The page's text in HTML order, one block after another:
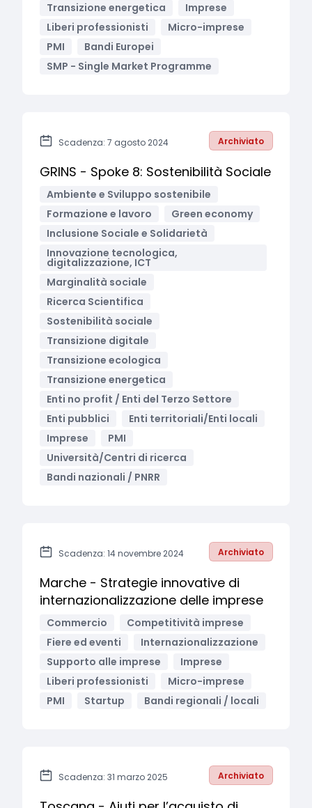
Transizione energetica
Imprese
Liberi professionisti
Micro-imprese
PMI
Bandi Europei
SMP - Single Market Programme
Scadenza: 7 agosto 2024 Archiviato
GRINS - Spoke 8: Sostenibilità Sociale
Ambiente e Sviluppo sostenibile
Formazione e lavoro
Green economy
Inclusione Sociale e Solidarietà
Innovazione tecnologica,
digitalizzazione, ICT
Marginalità sociale
Ricerca Scientifica
Sostenibilità sociale
Transizione digitale
Transizione ecologica
Transizione energetica
Enti no profit / Enti del Terzo Settore
Enti pubblici
Enti territoriali/Enti locali
Imprese
PMI
Università/Centri di ricerca
Bandi nazionali / PNRR
Scadenza: 14 novembre 2024 Archiviato
Marche - Strategie innovative di
internazionalizzazione delle imprese
Commercio
Competitività imprese
Fiere ed eventi
Internazionalizzazione
Supporto alle imprese
Imprese
Liberi professionisti
Micro-imprese
PMI
Startup Bandi regionali / locali
Scadenza: 31 marzo 2025 Archiviato